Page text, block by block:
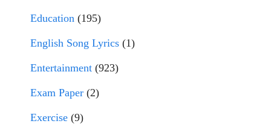
Education (195)
English Song Lyrics (1)
Entertainment (923)
Exam Paper (2)
Exercise (9)